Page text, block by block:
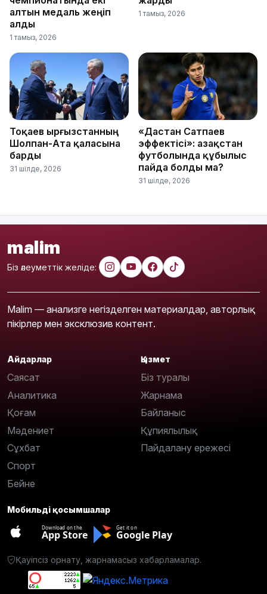
алтын медаль жеңіп
алды
1 тамыз, 2026
1 тамыз, 2026
Тоқаев Қырғызстанның
Шолпан-Ата қаласына
барды
31 шілде, 2026
«Дастан Сатпаев
эффектісі»: Қазақстан
футболында құбылыс
пайда болды ма?
31 шілде, 2026
malim
Біз әлеуметтік желіде:
Malim — анализге негізделген материалдар, авторлық
пікірлер мен эксклюзив контент.
Айдарлар
Саясат
Аналитика
Қоғам
Мәдениет
Сұхбат
Спорт
Бейне
Қызмет
Біз туралы
Жарнама
Байланыс
Құпиялылық
Пайдалану ережесі
Мобильді қосымшалар
Download on the
App Store
Get it on
Google Play
Қауіпсіз орнату, жарнамасыз хабарламалар.